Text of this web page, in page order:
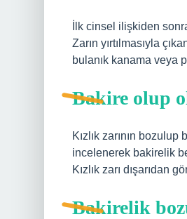
İlk cinsel ilişkiden
Zarın yırtılmasıyla
bulanık kanama veya
Bakire olup
Kızlık zarının
incelenerek bakirelik
Kızlık zarı dışarıdan
Bakirelik